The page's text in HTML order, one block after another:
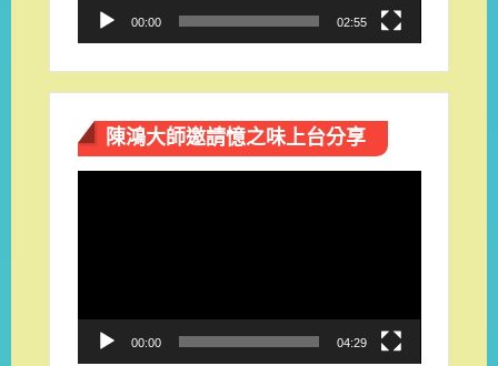
00:00 02:55
陳鴻大師邀請憶之味上台分享
00:00 04:29